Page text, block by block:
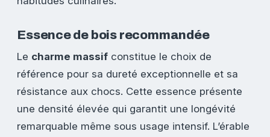
Essence de bois recommandée
Le charme massif constitue le choix de
référence pour sa dureté exceptionnelle et sa
résistance aux chocs. Cette essence présente
une densité élevée qui garantit une longévité
remarquable même sous usage intensif. L’érable